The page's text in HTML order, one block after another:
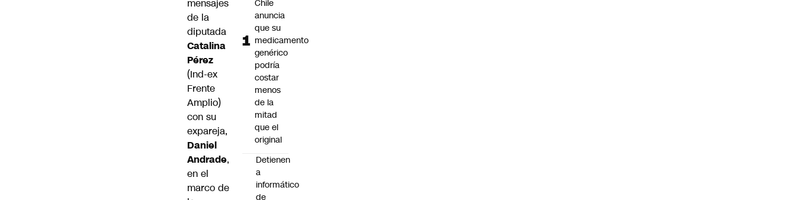
mensajes
de la
diputada
Catalina
Pérez
(Ind-ex
Frente
Amplio)
con su
expareja,
Daniel
Andrade,
en el
marco de
Chile
anuncia
que su
medicamento
genérico
podría
costar
menos
de la
mitad
que el
original
Detienen
a
informático
de